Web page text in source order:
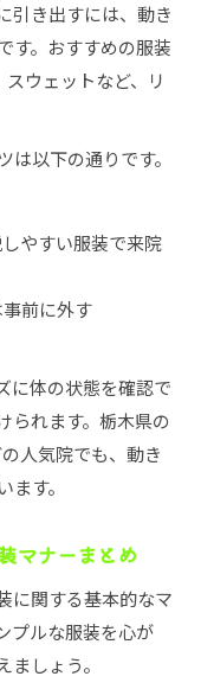
引き出すには、動き
す。おすすめの服装
ウェットなど、リ
以下の通りです。
やすい服装で来院
前に外す
に体の状態を確認で
られます。栃木県の
人気院でも、動き
す。
マナーまとめ
に関する基本的なマ
プルな服装を心が
しょう。